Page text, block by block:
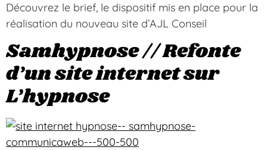
Découvrez le brief, le dispositif mis en place pour la
réalisation du nouveau site d’AJL Conseil
Samhypnose // Refonte
d’un site internet sur
L’hypnose